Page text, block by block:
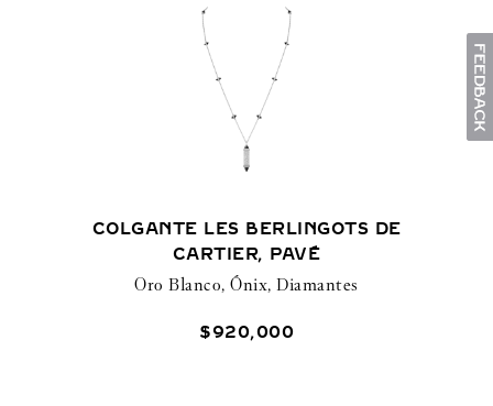
COLGANTE LES BERLINGOTS DE
CARTIER, PAVÉ
Oro Blanco, Ónix, Diamantes
$920,000